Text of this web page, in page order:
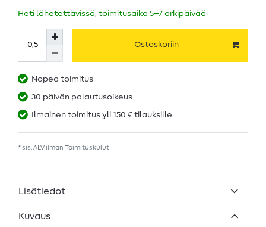
Heti lähetettävissä, toimitusaika 5–7 arkipäivää
Ostoskoriin
Nopea toimitus
30 päivän palautusoikeus
Ilmainen toimitus yli 150 € tilauksille
* sis. ALV ilman Toimituskulut
Lisätiedot
Kuvaus